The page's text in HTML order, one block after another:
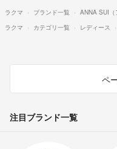
ラクマ ブランド一覧 ANNA SUI（
ラクマ
カテゴリ一覧 レディース
ペ
注目ブランド一覧